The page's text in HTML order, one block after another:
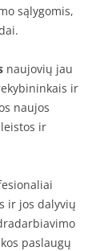
sąlygomis,
naujovių jau
ir
naujos
ir
ir jos dalyvių
paslaugų